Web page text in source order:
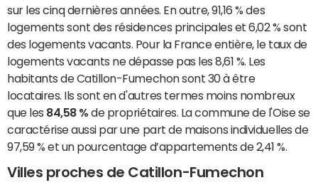
sur les cinq dernières années. En outre, 91,16 % des
logements sont des résidences principales et 6,02 % sont
des logements vacants. Pour la France entière, le taux de
logements vacants ne dépasse pas les 8,61 %. Les
habitants de Catillon-Fumechon sont 30 à être
locataires. Ils sont en d'autres termes moins nombreux
que les 84,58 % de propriétaires. La commune de l'Oise se
caractérise aussi par une part de maisons individuelles de
97,59 % et un pourcentage d’appartements de 2,41 %.
Villes proches de Catillon-Fumechon